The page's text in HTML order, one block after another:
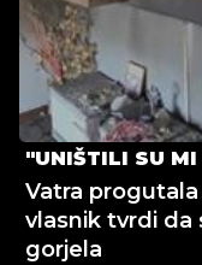
"UNIŠTILI SU MI
Vatra
vlasnik tvrdi da
gorjela